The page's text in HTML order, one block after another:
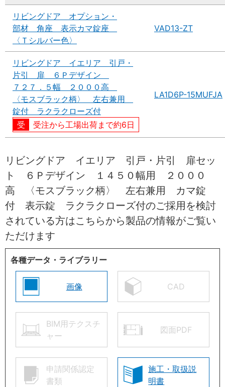
リビングドア オプション・
部材 角座 表示カマ錠座
〈Ｔシルバー色〉
VAD13-ZT
リビングドア イエリア 引戸・
片引 扉 ６Ｐデザイン
７２７．５幅 ２０００高
〈モスブラック柄〉 左右兼用
錠付 ラクラクローズ付
受注から工場出荷まで約6日
LA1D6P-15MUFJA
リビングドア イエリア 引戸・片引 扉セッ
ト ６Ｐデザイン １４５０幅用 ２０００
高 〈モスブラック柄〉 左右兼用 カマ錠
付 表示錠 ラクラクローズ付のご採用を検討
されている方はこちらから製品の情報がご覧い
ただけます
各種データ・ライブラリー
画像 CAD
BIM用テクスチ
ャー
図面PDF
申請関係認定
書類
施工・取扱説
明書